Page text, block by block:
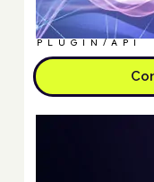
PLUGIN/API